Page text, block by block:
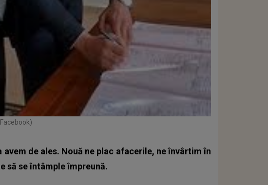
avem de ales. Nouă ne plac afacerile, ne învârtim în
să se întâmple împreună.